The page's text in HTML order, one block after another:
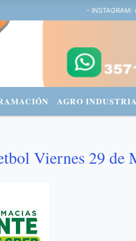
@fmradiourbana - INSTAGRAM:
AGRO
Viernes 29 de